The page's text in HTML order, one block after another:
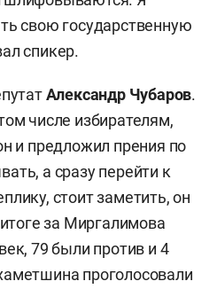
свою государственную
спикер.
Александр Чубаров.
числе избирателям,
и предложил прения по
а сразу перейти к
стоит заметить, он
за Миргалимова
79 были против и 4
проголосовали